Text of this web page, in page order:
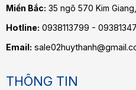
Miền Bắc: 35 ngõ 570 Kim
Hotline: 0938113799 -
Email:
THÔNG TIN